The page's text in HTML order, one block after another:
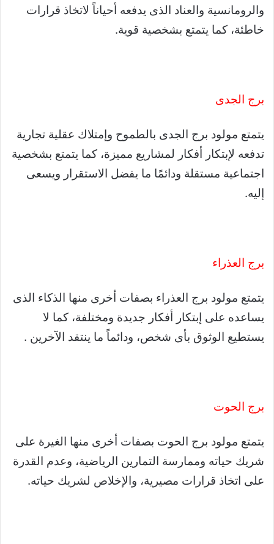
والرومانسية والعناد الذى يدفعه أحياناً لاتخاذ قرارات
خاطئة، كما يتمتع بشخصية قوية.
برج الجدى
يتمتع مولود برج الجدى بالطموح وإمتلاك عقلية تجارية
تدفعه لإبتكار أفكار لمشاريع مميزة، كما يتمتع بشخصية
اجتماعية مستقلة ودائمًا ما يفضل الاستقرار ويسعى
إليه.
برج العذراء
يتمتع مولود برج العذراء بصفات أخرى منها الذكاء الذى
يساعده على إبتكار أفكار جديدة ومختلفة، كما لا
يستطيع الوثوق بأى شخص، ودائماً ما ينتقد الآخرين .
برج الحوت
يتمتع مولود برج الحوت بصفات أخرى منها الغيرة على
شريك حياته وممارسة التمارين الرياضية، وعدم القدرة
على اتخاذ قرارات مصيرية، والإخلاص لشريك حياته.